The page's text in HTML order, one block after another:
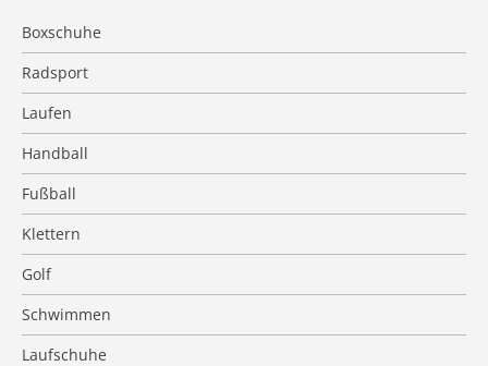
Boxschuhe
Radsport
Laufen
Handball
Fußball
Klettern
Golf
Schwimmen
Laufschuhe